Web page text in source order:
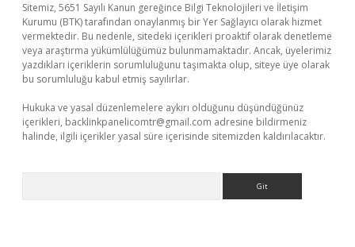
Sitemiz, 5651 Sayılı Kanun gereğince Bilgi Teknolojileri ve İletişim
Kurumu (BTK) tarafından onaylanmış bir Yer Sağlayıcı olarak hizmet
vermektedir. Bu nedenle, sitedeki içerikleri proaktif olarak denetleme
veya araştırma yükümlülüğümüz bulunmamaktadır. Ancak, üyelerimiz
yazdıkları içeriklerin sorumluluğunu taşımakta olup, siteye üye olarak
bu sorumluluğu kabul etmiş sayılırlar.
Hukuka ve yasal düzenlemelere aykırı olduğunu düşündüğünüz
içerikleri, backlinkpanelicomtr@gmail.com adresine bildirmeniz
halinde, ilgili içerikler yasal süre içerisinde sitemizden kaldırılacaktır.